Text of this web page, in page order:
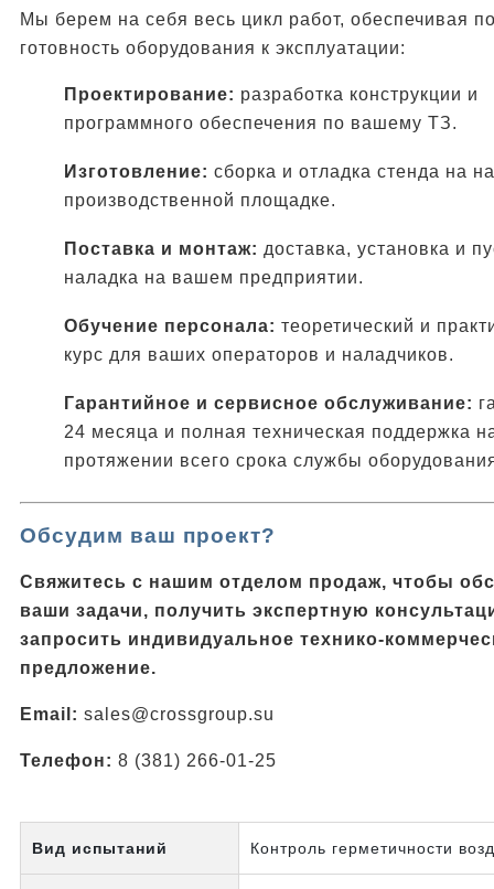
Мы берем на себя весь цикл работ, обеспечивая
готовность оборудования к эксплуатации:
Проектирование: разработка конструкции и
программного обеспечения по вашему ТЗ.
Изготовление: сборка и отладка стенда на
производственной площадке.
Поставка и монтаж: доставка, установка и
наладка на вашем предприятии.
Обучение персонала: теоретический и
курс для ваших операторов и наладчиков.
Гарантийное и сервисное обслуживание:
24 месяца и полная техническая поддержка
протяжении всего срока службы
Обсудим ваш проект?
Свяжитесь с нашим отделом продаж, чтобы
ваши задачи, получить экспертную
запросить индивидуальное технико-
предложение.
Email: sales@crossgroup.su
Телефон: 8 (381) 266-01-25
Вид испытаний Контроль герметичности